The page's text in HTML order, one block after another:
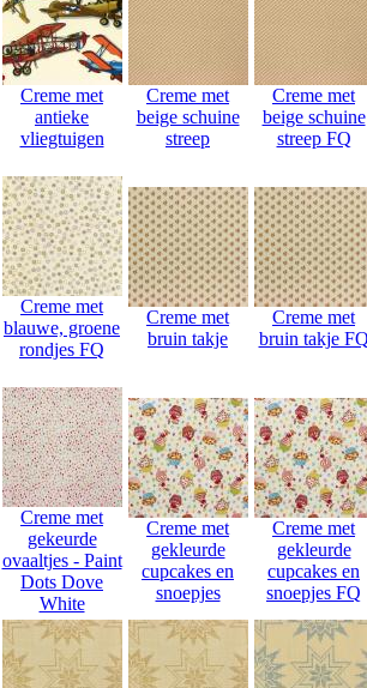
Creme met
antieke
vliegtuigen
Creme met
beige schuine
streep
Creme met
beige schuine
streep FQ
Creme met
blauwe, groene
rondjes FQ
Creme met
bruin takje
Creme met
bruin takje
Creme met
gekeurde
ovaaltjes - Paint
Dots Dove
White
Creme met
gekleurde
cupcakes en
snoepjes
Creme met
gekleurde
cupcakes en
snoepjes FQ